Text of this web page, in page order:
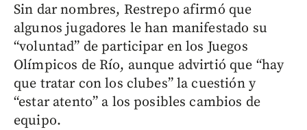
Sin dar nombres, Restrepo afirmó que
algunos jugadores le han manifestado su
“voluntad” de participar en los Juegos
Olímpicos de Río, aunque advirtió que “hay
que tratar con los clubes” la cuestión y
“estar atento” a los posibles cambios de
equipo.